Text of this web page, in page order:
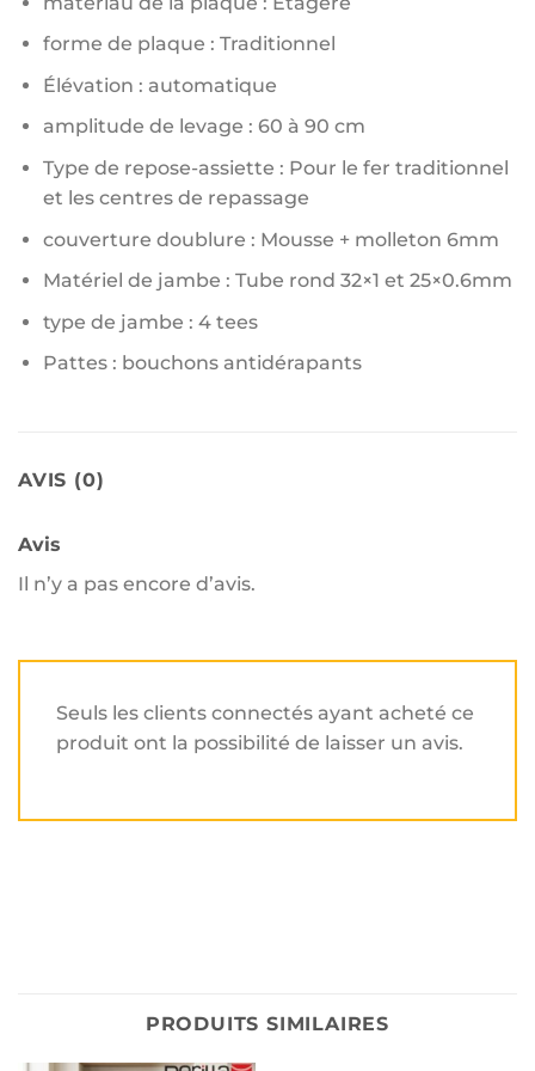
forme de plaque : Traditionnel
Élévation : automatique
amplitude de levage : 60 à 90 cm
Type de repose-assiette : Pour le fer traditionnel
et les centres de repassage
couverture doublure : Mousse + molleton 6mm
Matériel de jambe : Tube rond 32×1 et 25×0.6mm
type de jambe : 4 tees
Pattes : bouchons antidérapants
AVIS (0)
Avis
Il n’y a pas encore d’avis.
Seuls les clients connectés ayant acheté ce
produit ont la possibilité de laisser un avis.
PRODUITS SIMILAIRES